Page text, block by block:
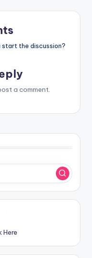
start the discussion?
a comment.
Here